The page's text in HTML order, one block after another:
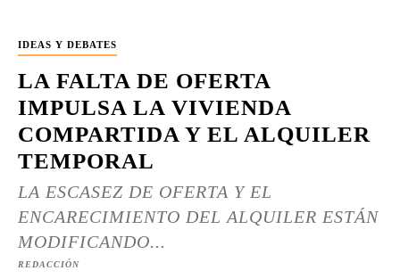
IDEAS Y DEBATES
LA FALTA DE OFERTA
IMPULSA LA VIVIENDA
COMPARTIDA Y EL ALQUILER
TEMPORAL
LA ESCASEZ DE OFERTA Y EL
ENCARECIMIENTO DEL ALQUILER ESTÁN
MODIFICANDO...
REDACCIÓN